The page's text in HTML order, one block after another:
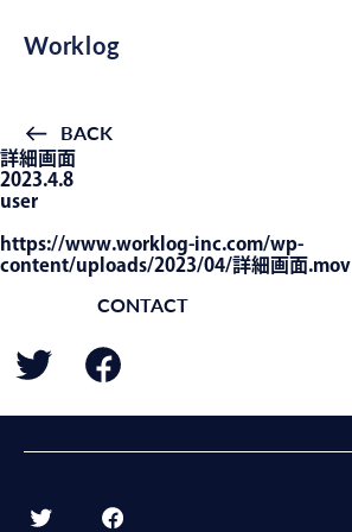
Worklog
BACK
詳細画面
2023.4.8
user
https://www.worklog-inc.com/wp-
content/uploads/2023/04/詳細画面.mov
CONTACT